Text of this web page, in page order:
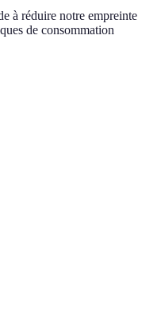
à réduire notre empreinte
de consommation